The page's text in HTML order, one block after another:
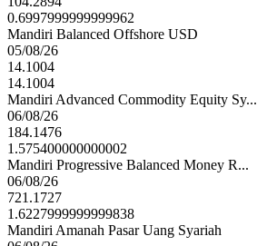
0.6997999999999962
Mandiri Balanced Offshore USD
05/08/26
14.1004
14.1004
Mandiri Advanced Commodity Equity Sy...
06/08/26
184.1476
1.575400000000002
Mandiri Progressive Balanced Money R...
06/08/26
721.1727
1.6227999999999838
Mandiri Amanah Pasar Uang Syariah